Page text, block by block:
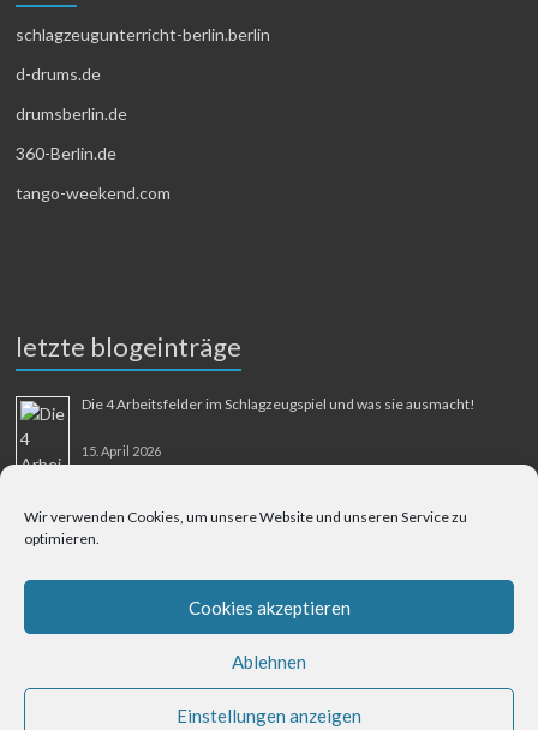
Wir verwenden Cookies, um unsere Website und unseren Service zu
optimieren.
Cookies akzeptieren
Ablehnen
Einstellungen anzeigen
schlagzeugunterricht-berlin.berlin
d-drums.de
drumsberlin.de
360-Berlin.de
tango-weekend.com
letzte blogeinträge
Die 4 Arbeitsfelder im Schlagzeugspiel und was sie ausmacht!
15. April 2026